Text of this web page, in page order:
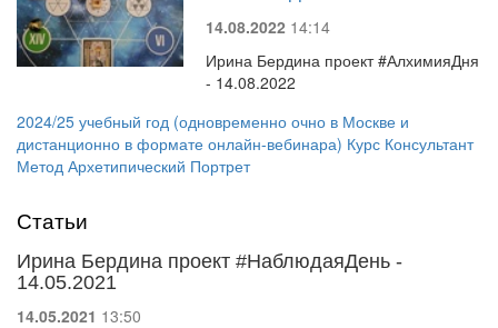
14.08.2022 14:14
Ирина Бердина проект #АлхимияДня
- 14.08.2022
2024/25 учебный год (одновременно очно в Москве и
дистанционно в формате онлайн-вебинара) Курс Консультант
Метод Архетипический Портрет
Статьи
Ирина Бердина проект #НаблюдаяДень -
14.05.2021
14.05.2021 13:50